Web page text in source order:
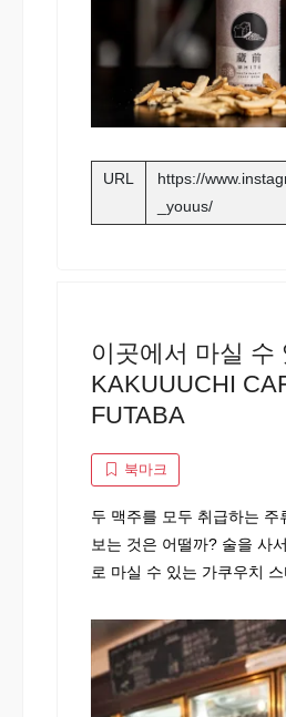
URL
https://
_youus/
이곳에서 마실 수
KAKUUUCHI
FUTABA
북마크
두 맥주를 모두 취급하는 주
보는 것은 어떨까? 술을 사
로 마실 수 있는 가쿠우치 스